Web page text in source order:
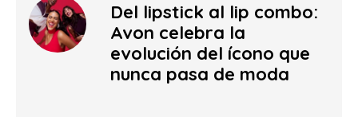
Del lipstick al lip combo:
Avon celebra la
evolución del ícono que
nunca pasa de moda